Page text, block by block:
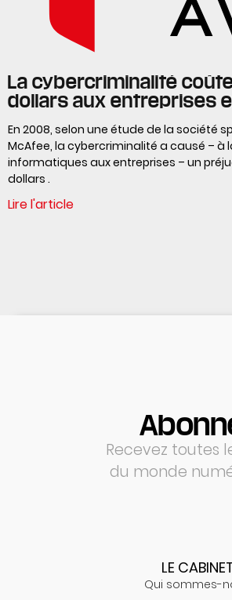
La cybercriminalité
dollars aux entreprises
En 2008, selon une étude de la société
McAfee, la cybercriminalité a causé – à
informatiques aux entreprises – un
dollars .
Lire l'article
Recevez toutes
du monde
LE
Qui sommes-